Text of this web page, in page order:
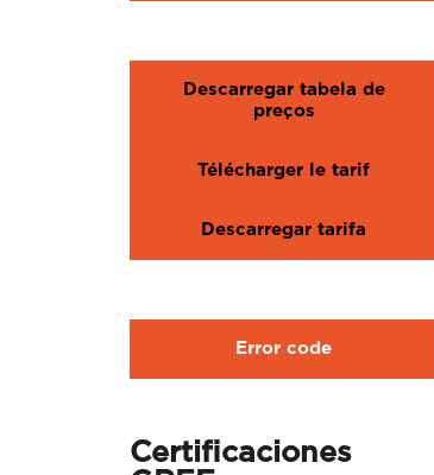
Descarregar tabela de
preços
Télécharger le tarif
Descarregar tarifa
Error code
Certificaciones